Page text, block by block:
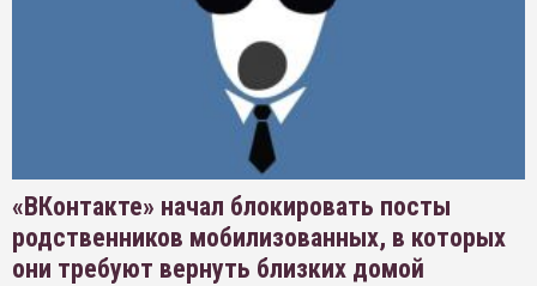
«ВКонтакте» начал блокировать посты
родственников мобилизованных, в которых
они требуют вернуть близких домой